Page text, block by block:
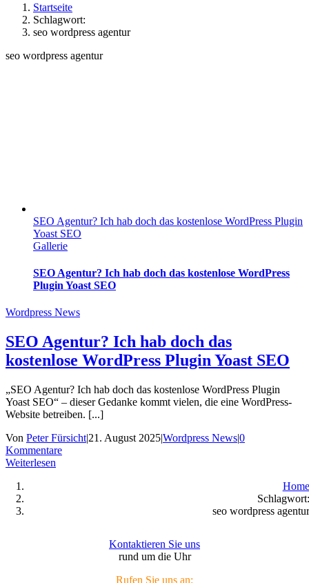
Startseite
Schlagwort:
seo wordpress agentur
seo wordpress agentur
SEO Agentur? Ich hab doch das kostenlose WordPress Plugin
Yoast SEO
Gallerie
SEO Agentur? Ich hab doch das kostenlose WordPress
Plugin Yoast SEO
Wordpress News
SEO Agentur? Ich hab doch das
kostenlose WordPress Plugin Yoast SEO
„SEO Agentur? Ich hab doch das kostenlose WordPress Plugin
Yoast SEO“ – dieser Gedanke kommt vielen, die eine WordPress-
Website betreiben. [...]
Von Peter Fürsicht|21. August 2025|Wordpress News|0
Kommentare
Weiterlesen
Home
Schlagwort:
seo wordpress agentur
Kontaktieren Sie uns
rund um die Uhr
Rufen Sie uns an: